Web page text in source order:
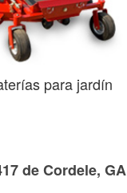
para jardín
de Cordele, GA